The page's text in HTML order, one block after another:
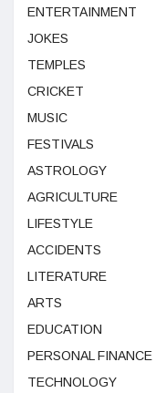
ENTERTAINMENT
JOKES
TEMPLES
CRICKET
MUSIC
FESTIVALS
ASTROLOGY
AGRICULTURE
LIFESTYLE
ACCIDENTS
LITERATURE
ARTS
EDUCATION
PERSONAL FINANCE
TECHNOLOGY